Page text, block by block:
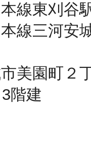
線東刈谷
線三河安
美園町２
階建